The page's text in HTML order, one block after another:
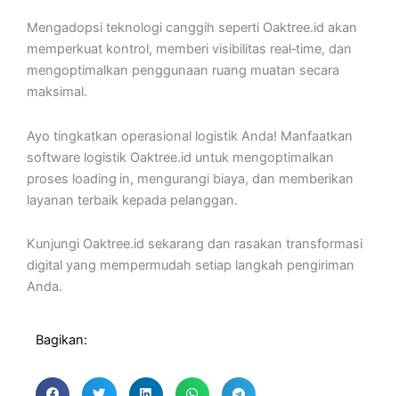
Mengadopsi teknologi canggih seperti Oaktree.id akan
memperkuat kontrol, memberi visibilitas real‑time, dan
mengoptimalkan penggunaan ruang muatan secara
maksimal.
Ayo tingkatkan operasional logistik Anda! Manfaatkan
software logistik Oaktree.id untuk mengoptimalkan
proses loading in, mengurangi biaya, dan memberikan
layanan terbaik kepada pelanggan.
Kunjungi Oaktree.id sekarang dan rasakan transformasi
digital yang mempermudah setiap langkah pengiriman
Anda.
Bagikan: